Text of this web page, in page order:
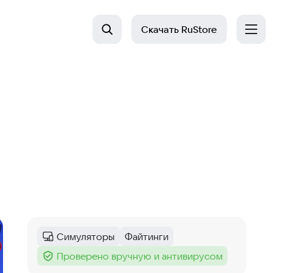
Скачать RuStore
Категория:
Симуляторы
Тег:
Файтинги
Тег :
Проверено вручную и антивирусом